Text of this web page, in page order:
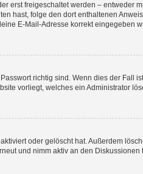
erst freigeschaltet werden – entweder
hast, folge den dort enthaltenen
E-Mail-Adresse korrekt eingegeben
richtig sind. Wenn dies der Fall
vorliegt, welches ein Administrator
oder gelöscht hat. Außerdem
und nimm aktiv an den Diskussionen